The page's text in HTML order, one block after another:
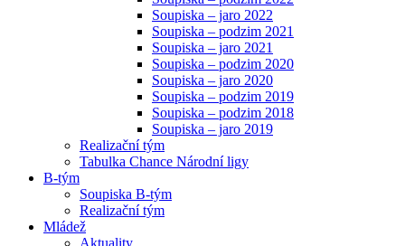
Soupiska – jaro 2022
Soupiska – podzim 2021
Soupiska – jaro 2021
Soupiska – podzim 2020
Soupiska – jaro 2020
Soupiska – podzim 2019
Soupiska – podzim 2018
Soupiska – jaro 2019
Realizační tým
Tabulka Chance Národní ligy
B-tým
Soupiska B-tým
Realizační tým
Mládež
Aktuality